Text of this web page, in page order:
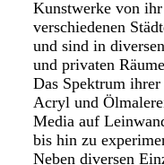
Kunstwerke von
verschiedenen
und sind in
und privaten
Das Spektrum
Acryl und
Media auf
bis hin zu
Neben diversen